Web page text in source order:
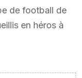
de football de
en héros à